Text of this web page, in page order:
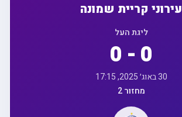
עירוני קריית שמונה
ליגת העל
0 - 0
30 באוג׳ 2025, 17:15
מחזור 2